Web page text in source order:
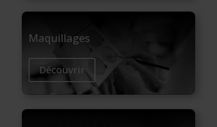
Maquillages
Découvrir